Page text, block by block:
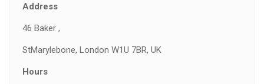
Address
46 Baker ,
StMarylebone, London W1U 7BR, UK
Hours